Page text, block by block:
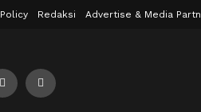
Redaksi Advertise & Media